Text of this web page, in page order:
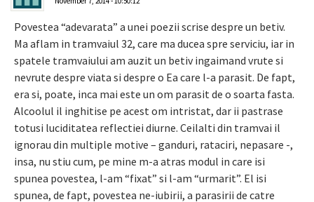
Povestea “adevarata” a unei poezii scrise despre un betiv.
Ma aflam in tramvaiul 32, care ma ducea spre serviciu, iar in
spatele tramvaiului am auzit un betiv ingaimand vrute si
nevrute despre viata si despre o Ea care l-a parasit. De fapt,
era si, poate, inca mai este un om parasit de o soarta fasta.
Alcoolul il inghitise pe acest om intristat, dar ii pastrase
totusi luciditatea reflectiei diurne. Ceilalti din tramvai il
ignorau din multiple motive – ganduri, rataciri, nepasare -,
insa, nu stiu cum, pe mine m-a atras modul in care isi
spunea povestea, l-am “fixat” si l-am “urmarit”. El isi
spunea, de fapt, povestea ne-iubirii, a parasirii de catre